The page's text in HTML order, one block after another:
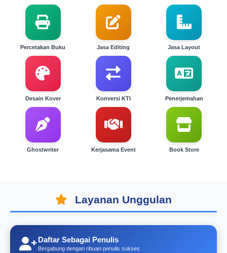
Percetakan Buku Jasa Editing Jasa Layout
Desain Kover Konversi KTI Penerjemahan
Ghostwriter Kerjasama Event Book Store
Layanan Unggulan
Daftar Sebagai Penulis
Bergabung dengan ribuan penulis sukses